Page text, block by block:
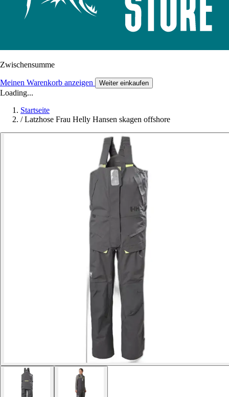
Zwischensumme
Meinen Warenkorb anzeigen Weiter einkaufen
Loading...
Startseite
/ Latzhose Frau Helly Hansen skagen offshore